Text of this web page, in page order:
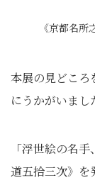
《京都名
本展の見どころ
にうかがいまし
「浮世絵の名
道五拾三次》を